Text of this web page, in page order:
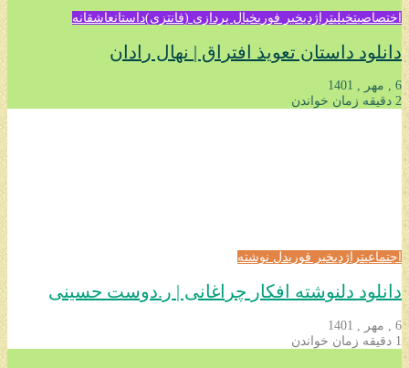
اختصاصیتخیلیتراژدیخبر فوریخیال پردازی (فانتزی)داستانعاشقانه
دانلود داستان تعویذ افتراق | نهال رادان
6 , مهر , 1401
2 دقیقه زمان خواندن
اجتماعیتراژدیخبر فوریدل نوشته
دانلود دلنوشته افکار چراغانی | ر.دوست حسینی
6 , مهر , 1401
1 دقیقه زمان خواندن